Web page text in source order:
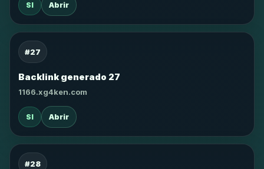
SI Abrir
#27
Backlink generado 27
1166.xg4ken.com
SI Abrir
#28